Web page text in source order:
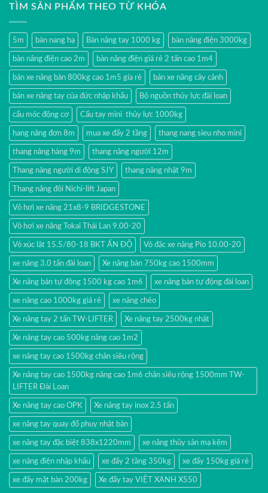
TÌM SẢN PHẨM THEO TỪ KHÓA
5m bàn nang hạ Bàn nâng tay 1000 kg bàn nâng điện 3000kg
bàn nâng điện cao 2m bàn nâng điện giá rẻ 2 tấn cao 1m4
bán xe nâng bàn 800kg cao 1m5 gía rẻ bán xe nâng cây cảnh
bán xe nâng tay của đức nhập khẩu Bộ nguồn thủy lực đài loan
cẩu móc động cơ Cẩu tay mini thủy lực 1000kg
hang nâng đơn 8m mua xe đẩy 2 tầng thang nang sieu nho mini
thang nâng hàng 9m thang nâng người 12m
Thang nâng người di động SJY thang nâng nhật 9m
Thang nâng đôi Nichi-lift Japan
Vỏ hơi xe nâng 21x8-9 BRIDGESTONE
Vỏ hơi xe nâng Tokai Thái Lan 9.00-20
Vỏ xúc lật 15.5/80-18 BKT ẤN ĐỘ Vỏ đặc xe nâng Pio 10.00-20
xe nâng 3.0 tấn đài loan Xe nâng bàn 750kg cao 1500mm
Xe nâng bán tự động 1500 kg cao 1m6 xe nâng bán tự động đài loan
xe nâng cao 1000kg giá rẻ xe nâng chéo
Xe nâng tay 2 tấn TW-LIFTER Xe nâng tay 2500kg nhật
Xe nâng tay cao 500kg nâng cao 1m2
xe nâng tay cao 1500kg chân siêu rộng
Xe nâng tay cao 1500kg nâng cao 1m6 chân siêu rộng 1500mm TW-
LIFTER Đài Loan
Xe nâng tay cao OPK Xe nâng tay inox 2.5 tấn
xe nâng tay quay đổ phuy nhật bản
xe nâng tay đặc biệt 838x1220mm xe nâng thủy sản mạ kẽm
xe nâng điện nhập khấu xe đẩy 2 tầng 350kg xe đẩy 150kg giá rẻ
xe đẩy mặt bàn 200kg Xe đẩy tay VIỆT XANH X550